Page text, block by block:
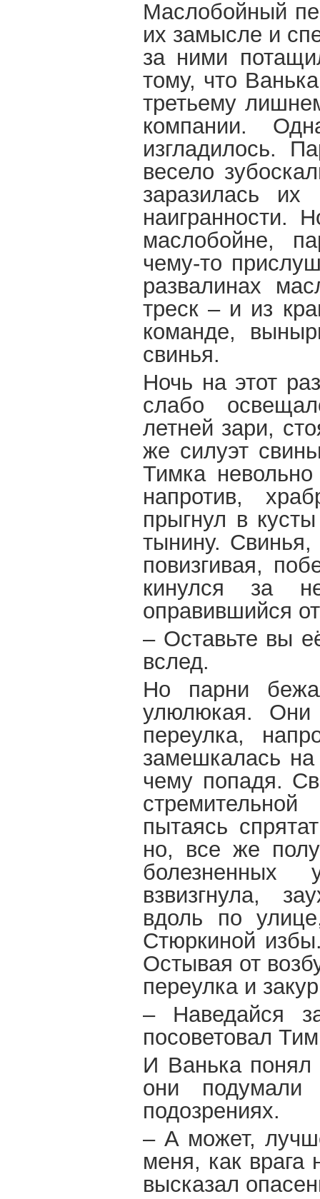
Маслобойный
их замысле и
за ними
тому, что
третьему
компании.
изгладилось.
весело
заразилась
наигранности.
маслобойне,
чему-то
развалинах
треск – и из
команде,
свинья.
Ночь на этот
слабо
летней зари,
же силуэт
Тимка
напротив,
прыгнул в
тынину. Свинья,
повизгивая,
кинулся за
оправившийся
– Оставьте вы
вслед.
Но парни
улюлюкая.
переулка,
замешкалась
чему попадя.
пытаясь
но, все же
болезненных
взвизгнула,
вдоль по
Стюркиной
Остывая от
переулка и
– Наведайся
посоветовал
И Ванька понял
они
подозрениях.
– А может,
меня, как врага
высказал